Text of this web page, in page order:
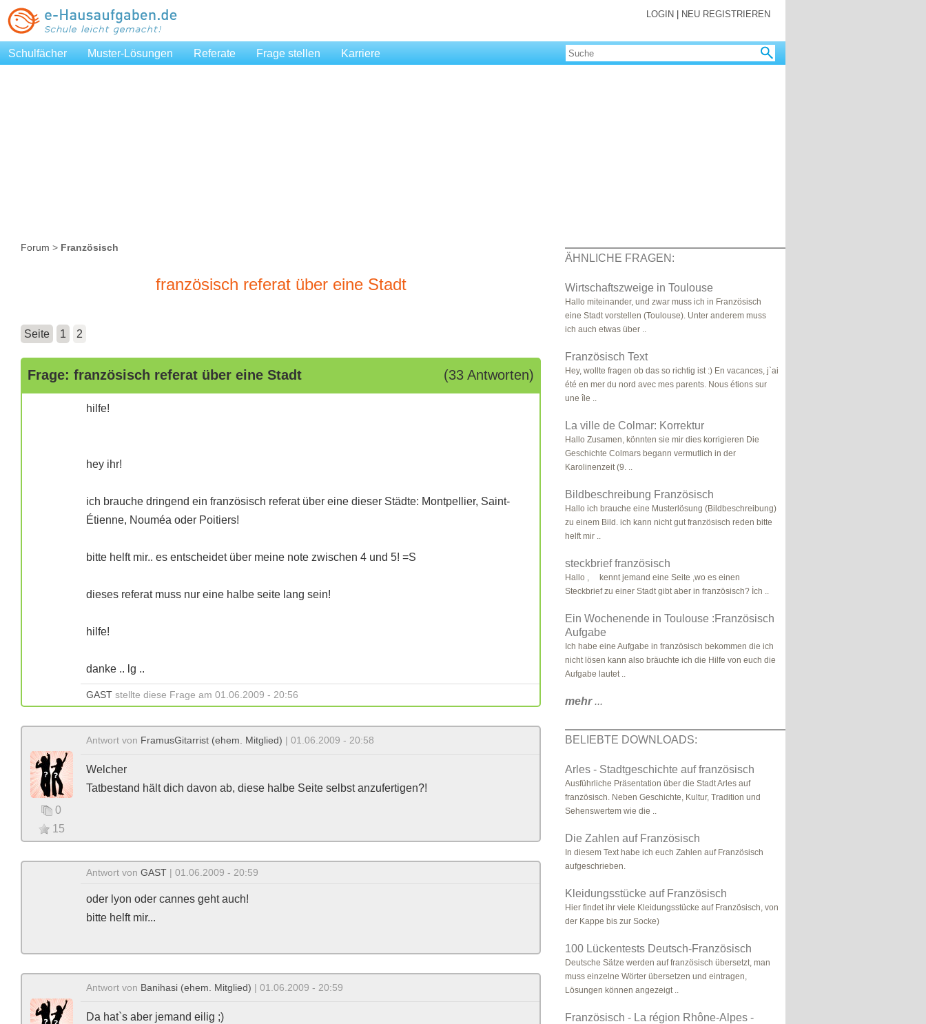
LOGIN NEU REGISTRIEREN
Schulfächer Muster-Lösungen Referate Frage stellen Karriere
Forum > Französisch
französisch referat über eine Stadt
Seite 1 2
Frage: französisch referat über eine Stadt (33 Antworten)
hilfe!
hey ihr!
ich brauche dringend ein französisch referat über eine dieser Städte: Montpellier, Saint-
Étienne, Nouméa oder Poitiers!
bitte helft mir.. es entscheidet über meine note zwischen 4 und 5! =S
dieses referat muss nur eine halbe seite lang sein!
hilfe!
danke .. lg ..
GAST stellte diese Frage am 01.06.2009 - 20:56
0
15
Antwort von FramusGitarrist (ehem. Mitglied) | 01.06.2009 - 20:58
Welcher
Tatbestand hält dich davon ab, diese halbe Seite selbst anzufertigen?!
Antwort von GAST | 01.06.2009 - 20:59
oder lyon oder cannes geht auch!
bitte helft mir...
Antwort von Banihasi (ehem. Mitglied) | 01.06.2009 - 20:59
Da hat`s aber jemand eilig ;)
ÄHNLICHE FRAGEN:
Wirtschaftszweige in Toulouse
Hallo miteinander, und zwar muss ich in Französisch
eine Stadt vorstellen (Toulouse). Unter anderem muss
ich auch etwas über ..
Französisch Text
Hey, wollte fragen ob das so richtig ist :) En vacances, j`ai
été en mer du nord avec mes parents. Nous étions sur
une île ..
La ville de Colmar: Korrektur
Hallo Zusamen, könnten sie mir dies korrigieren Die
Geschichte Colmars begann vermutlich in der
Karolinenzeit (9. ..
Bildbeschreibung Französisch
Hallo ich brauche eine Musterlösung (Bildbeschreibung)
zu einem Bild. ich kann nicht gut französisch reden bitte
helft mir ..
steckbrief französisch
Hallo , kennt jemand eine Seite ,wo es einen
Steckbrief zu einer Stadt gibt aber in französisch? İch ..
Ein Wochenende in Toulouse :Französisch
Aufgabe
Ich habe eine Aufgabe in französisch bekommen die ich
nicht lösen kann also bräuchte ich die Hilfe von euch die
Aufgabe lautet ..
mehr...
BELIEBTE DOWNLOADS:
Arles - Stadtgeschichte auf französisch
Ausführliche Präsentation über die Stadt Arles auf
französisch. Neben Geschichte, Kultur, Tradition und
Sehenswertem wie die ..
Die Zahlen auf Französisch
In diesem Text habe ich euch Zahlen auf Französisch
aufgeschrieben.
Kleidungsstücke auf Französisch
Hier findet ihr viele Kleidungsstücke auf Französisch, von
der Kappe bis zur Socke)
100 Lückentests Deutsch-Französisch
Deutsche Sätze werden auf französisch übersetzt, man
muss einzelne Wörter übersetzen und eintragen,
Lösungen können angezeigt ..
Französisch - La région Rhône-Alpes -